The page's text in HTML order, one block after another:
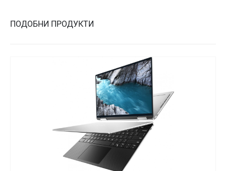
ПОДОБНИ ПРОДУКТИ